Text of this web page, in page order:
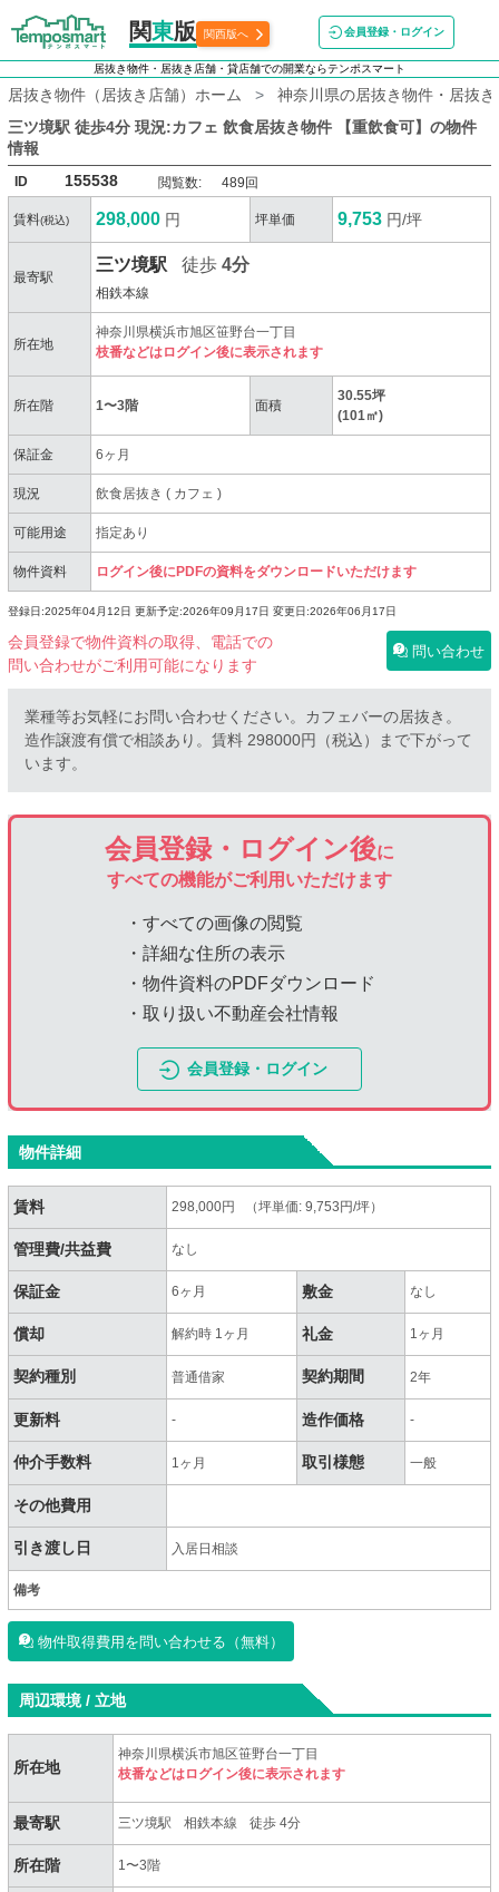
関東版 関西版へ 会員登録・ログイン
居抜き物件・居抜き店舗・貸店舗での開業ならテンポスマート
居抜き物件（居抜き店舗）ホーム
神奈川県の居抜き物件・居抜
三ツ境駅 徒歩4分 現況:カフェ 飲食居抜き物件 【重飲食可】 の物件
情報
ID 155538 閲覧数: 489回
賃料(税込) 298,000 円 坪単価 9,753 円/坪
最寄駅
三ツ境駅 徒歩4分
相鉄本線
所在地
神奈川県横浜市旭区笹野台一丁目
枝番などはログイン後に表示されます
所在階 1〜3階 面積
30.55坪
(101㎡)
保証金 6ヶ月
現況 飲食居抜き( カフェ)
可能用途 指定あり
物件資料 ログイン後にPDFの資料をダウンロードいただけます
登録日:2025年04月12日 更新予定:2026年09月17日 変更日:2026年06月17日
会員登録で物件資料の取得、電話での
問い合わせがご利用可能になります
問い合わせ
業種等お気軽にお問い合わせください。カフェバーの居抜き。
造作譲渡有償で相談あり。賃料 298000円（税込）まで下がって
います。
会員登録・ログイン後に
すべての機能がご利用いただけます
・すべての画像の閲覧
・詳細な住所の表示
・物件資料のPDFダウンロード
・取り扱い不動産会社情報
会員登録・ログイン
物件詳細
賃料 298,000円 （坪単価: 9,753円/坪）
管理費/共益費 なし
保証金 6ヶ月 敷金 なし
償却 解約時 1ヶ月 礼金 1ヶ月
契約種別 普通借家 契約期間 2年
更新料 - 造作価格 -
仲介手数料 1ヶ月 取引様態 一般
その他費用
引き渡し日 入居日相談
備考
物件取得費用を問い合わせる（無料）
周辺環境 / 立地
所在地
神奈川県横浜市旭区笹野台一丁目
枝番などはログイン後に表示されます
最寄駅 三ツ境駅 相鉄本線 徒歩 4分
所在階 1〜3階